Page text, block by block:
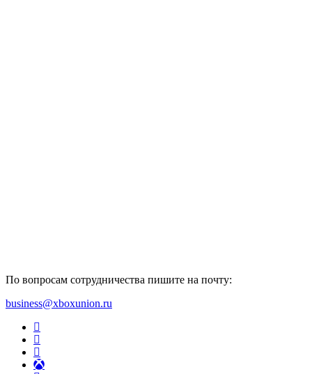
По вопросам сотрудничества пишите на почту:
business@xboxunion.ru